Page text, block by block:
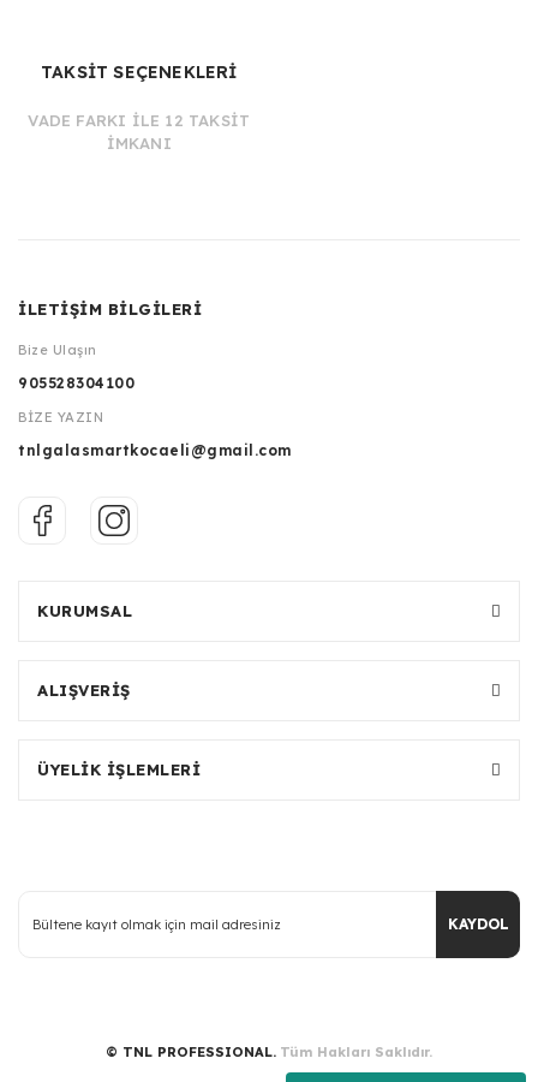
TAKSİT SEÇENEKLERİ
VADE FARKI İLE 12 TAKSİT
İMKANI
İLETİŞİM BİLGİLERİ
Bize Ulaşın
905528304100
BİZE YAZIN
tnlgalasmartkocaeli@gmail.com
KURUMSAL
ALIŞVERİŞ
ÜYELİK İŞLEMLERİ
KAYDOL
© TNL PROFESSIONAL. Tüm Hakları Saklıdır.